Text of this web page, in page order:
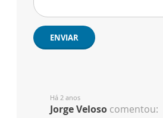
ENVIAR
Há 2 anos
Jorge Veloso comentou: